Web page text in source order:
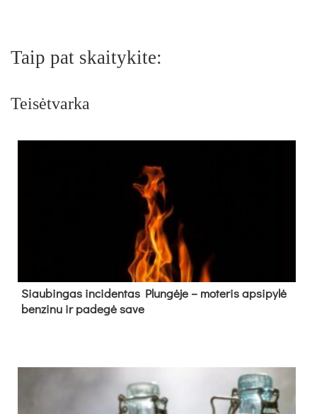
Taip pat skaitykite:
Teisėtvarka
Siau­bin­gas in­ci­den­tas Plun­gė­je – mo­te­ris ap­si­py­lė
ben­zi­nu ir pa­de­gė sa­ve